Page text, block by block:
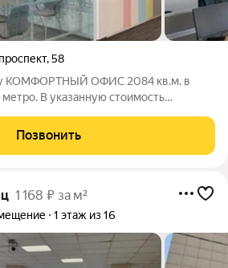
,58
КОМФОРТНЫЙ ОФИС 2084 кв.м. в
В указанную стоимость
по предварительной договоренности.
Комиссии
Позвонить
1 168 ₽ за м²
1 этаж из 16